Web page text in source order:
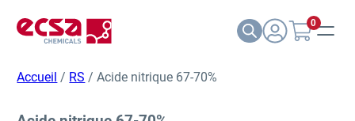
0
Accueil / RS / Acide nitrique 67-70%